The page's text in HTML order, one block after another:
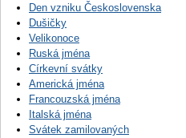
Den vzniku Československa
Dušičky
Velikonoce
Ruská jména
Církevní svátky
Americká jména
Francouzská jména
Italská jména
Svátek zamilovaných